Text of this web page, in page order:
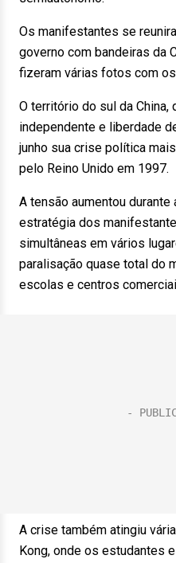
Os manifestantes se
governo com bandeiras da
fizeram várias fotos com
O território do sul da
independente e liberdade
junho sua crise política
pelo Reino Unido em 1997.
A tensão aumentou durante
estratégia dos
simultâneas em vários
paralisação quase total do
escolas e centros
A crise também atingiu
Kong, onde os estudantes